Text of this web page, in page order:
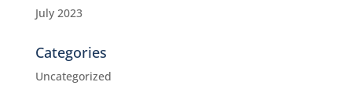
July 2023
Categories
Uncategorized